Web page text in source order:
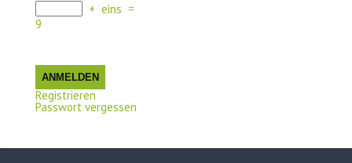
+ eins =
9
ANMELDEN
Registrieren
Passwort vergessen